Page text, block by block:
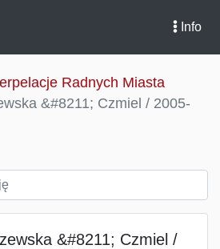
Info
Radnych Miasta
&#8211; Czmiel / 2005-
&#8211; Czmiel /